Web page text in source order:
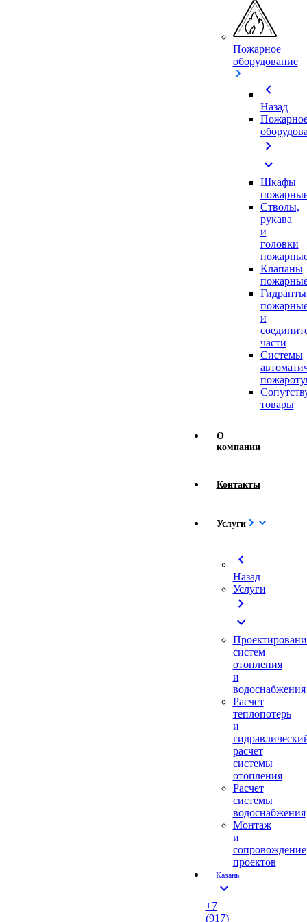
Пожарное
оборудование
chevron_left
Назад
chevron_right
expand_more
Шкафы
Стволы,
рукава
и
головки
Клапаны
Гидранты
и
части
Системы
товары
О
компании
Контакты
Услуги
chevron_left
Назад
Услуги
chevron_right
expand_more
систем
отопления
и
водоснабжения
Расчет
теплопотерь
и
расчет
системы
отопления
Расчет
системы
водоснабжения
Монтаж
и
сопровождение
проектов
Казань
expand_more
+7
(917)